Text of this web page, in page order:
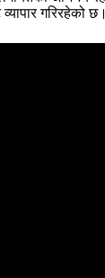
गरिरहेको छ।